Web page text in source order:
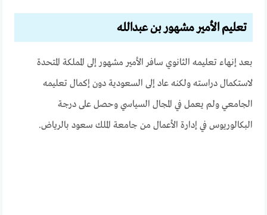
تعليم الأمير مشهور بن عبدالله
بعد إنهاء تعليمه الثانوي سافر الأمير مشهور إلى المملكة المتحدة
لاستكمال دراسته ولكنه عاد إلى السعودية دون إكمال تعليمه
الجامعي ولم يعمل في المجال السياسي وحصل على درجة
البكالوريوس في إدارة الأعمال من جامعة الملك سعود بالرياض.